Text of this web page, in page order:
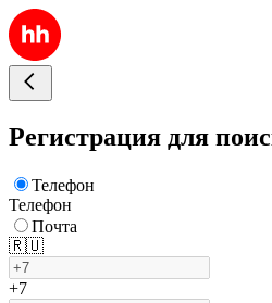
Регистрация для
Телефон
Телефон
Почта
🇷🇺
+7